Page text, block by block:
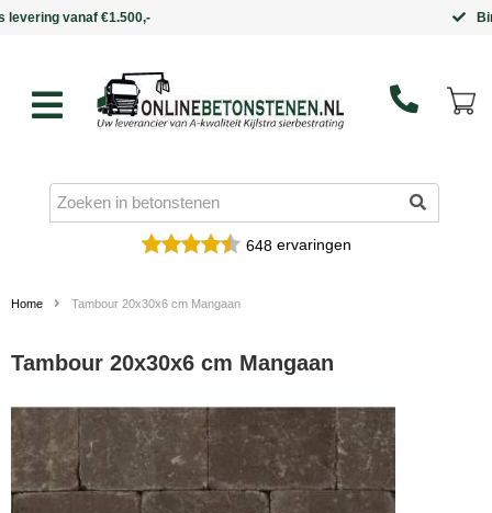
648ervaringen
Home Tambour 20x30x6 cm Mangaan
Tambour 20x30x6 cm Mangaan